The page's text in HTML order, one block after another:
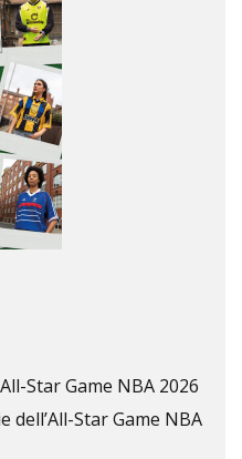
Star Game NBA 2026
dell’All-Star Game NBA